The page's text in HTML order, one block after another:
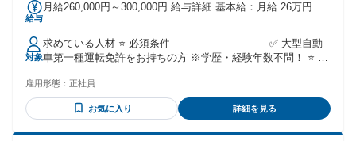
給与
月給260,000円～300,000円 給与詳細 基本給：月給 26万円 〜
れる通勤・皆勤・家族手当金額：なし 全員に一律で支払われ
るその他手当金額：なし ※前職給与を考慮の上決定します ■
賞与あり ※2025年冬期実績／30万円～40万円 ■交通費規定支
給（月5万円まで） ■通勤用の高速代支給（規定あり） ■地域
対象
求めている人材 ⭐ 必須条件 ───────────── ✅ 大型自動
車第一種運転免許をお持ちの方 ※学歴・経験年数不問！ ⭐ こ
中堅層がメインで活躍中！ ✅ 長距離から地場配送へ切り替え
たい方 ✅ 手積み手降ろしのない環境に行きたい方 ✅ 給与よ
りプライベートを優先したい方 ⭐ 歓迎条件
雇用形態： 正社員
お気に入り 詳細を見る